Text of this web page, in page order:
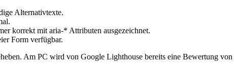
Alternativtexte.
korrekt mit aria-* Attributen ausgezeichnet.
Form verfügbar.
Am PC wird von Google Lighthouse bereits eine Bewertung